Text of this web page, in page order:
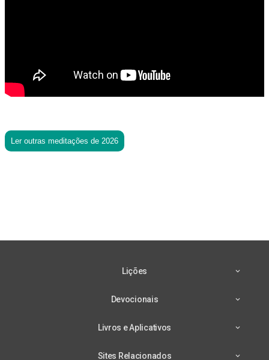
Ler outras meditações de 2026
Lições
Devocionais
Livros e Aplicativos
Sites Relacionados